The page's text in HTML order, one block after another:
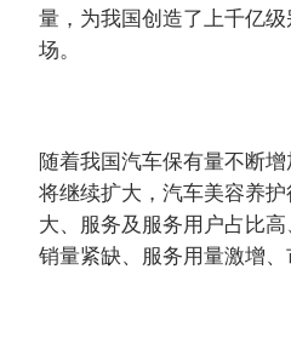
量，为我国创造了上千亿级
场。
随着我国汽车保有量不断
将继续扩大，汽车美容养
大、服务及服务用户占比
销量紧缺、服务用量激增、